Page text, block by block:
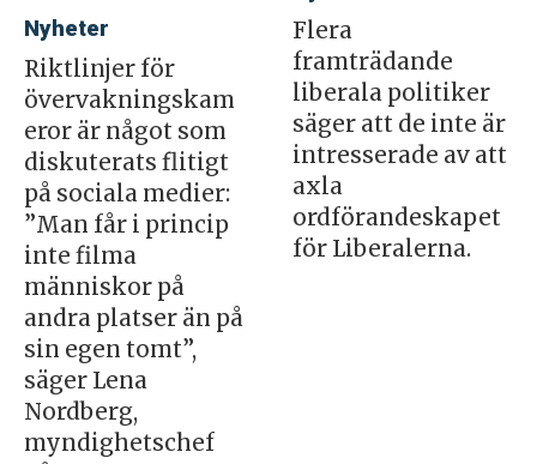
Nyheter
Riktlinjer för
övervakningskam
eror är något som
diskuterats flitigt
på sociala medier:
”Man får i princip
inte filma
människor på
andra platser än på
sin egen tomt”,
säger Lena
Nordberg,
myndighetschef
Flera
framträdande
liberala politiker
säger att de inte är
intresserade av att
axla
ordförandeskapet
för Liberalerna.